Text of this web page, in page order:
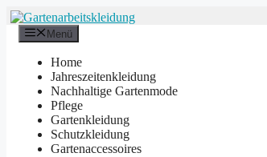
Zum
Inhalt
springen
Menü
Home
Jahreszeitenkleidung
Nachhaltige Gartenmode
Pflege
Gartenkleidung
Schutzkleidung
Gartenaccessoires